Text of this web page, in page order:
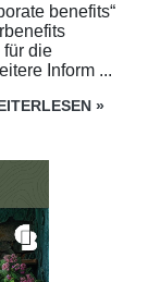
benefits“
die
Inform ...
»